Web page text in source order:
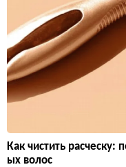
Как чистить расческу:
ых волос